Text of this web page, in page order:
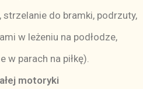
strzelanie do bramki, podrzuty,
w leżeniu na podłodze,
w parach na piłkę).
motoryki